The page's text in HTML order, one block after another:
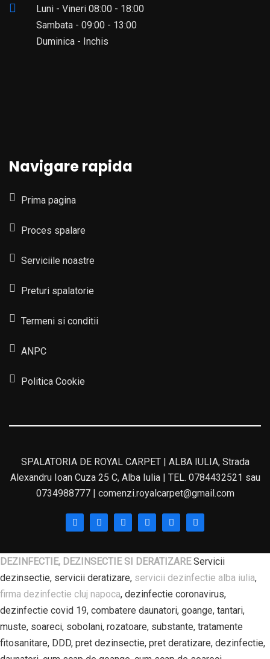
Luni - Vineri 08:00 - 18:00
Sambata - 09:00 - 13:00
Duminica - Inchis
Navigare rapida
Prima pagina
Proces spalare
Serviciile noastre
Preturi spalatorie
Termeni si conditii
ANPC
Politica Cookie
SPALATORIA DE ROYAL CARPET | ALBA IULIA, Strada
Alexandru Ioan Cuza 25 C, Alba Iulia | TEL. 0784432521 sau
0734988777 | comenzi.royalcarpet@gmail.com
DEZINFECTIE, DEZINSECTIE SI DERATIZAREServicii
dezinsectie, servicii deratizare, servicii dezinfectie alba iulia,
firma dezinfectie cluj napoca, dezinfectie coronavirus,
dezinfectie covid 19, combatere daunatori, goange, tantari,
muste, soareci, sobolani, rozatoare, substante, tratamente
fitosanitare, DDD, pret dezinsectie, pret deratizare, dezinfectie,